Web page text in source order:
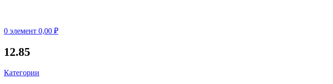
0 элемент 0,00 ₽
12.85
Категории